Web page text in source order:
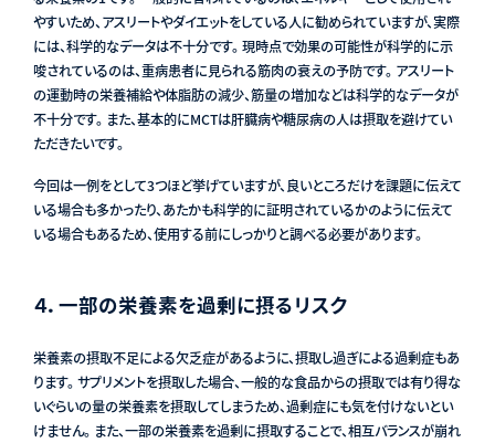
やすいため、アスリートやダイエットをしている人に勧められていますが、実際
には、科学的なデータは不十分です。 現時点で効果の可能性が科学的に示
唆されているのは、重病患者に見られる筋肉の衰えの予防です。 アスリート
の運動時の栄養補給や体脂肪の減少、筋量の増加などは科学的なデータが
不十分です。 また、基本的にMCTは肝臓病や糖尿病の人は摂取を避けてい
ただきたいです。
今回は一例をとして3つほど挙げていますが、良いところだけを課題に伝えて
いる場合も多かったり、あたかも科学的に証明されているかのように伝えて
いる場合もあるため、使用する前にしっかりと調べる必要があります。
４．一部の栄養素を過剰に摂るリスク
栄養素の摂取不足による欠乏症があるように、摂取し過ぎによる過剰症もあ
ります。 サプリメントを摂取した場合、一般的な食品からの摂取では有り得な
いぐらいの量の栄養素を摂取してしまうため、過剰症にも気を付けないとい
けません。 また、一部の栄養素を過剰に摂取することで、相互バランスが崩れ